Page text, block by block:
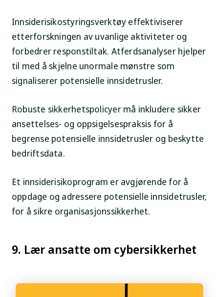
Innsiderisikostyringsverktøy effektiviserer
etterforskningen av uvanlige aktiviteter og
forbedrer responstiltak. Atferdsanalyser hjelper
til med å skjelne unormale mønstre som
signaliserer potensielle innsidetrusler.
Robuste sikkerhetspolicyer må inkludere sikker
ansettelses- og oppsigelsespraksis for å
begrense potensielle innsidetrusler og beskytte
bedriftsdata.
Et innsiderisikoprogram er avgjørende for å
oppdage og adressere potensielle innsidetrusler,
for å sikre organisasjonssikkerhet.
9. Lær ansatte om cybersikkerhet